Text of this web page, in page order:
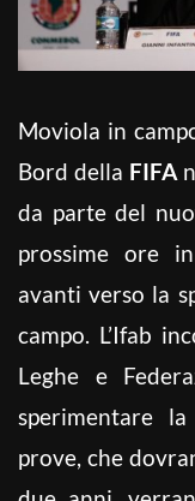
Moviola in
Bord della FIFA
da parte del
prossime ore
avanti verso la
campo. L’Ifab
Leghe e
sperimentare
prove, che